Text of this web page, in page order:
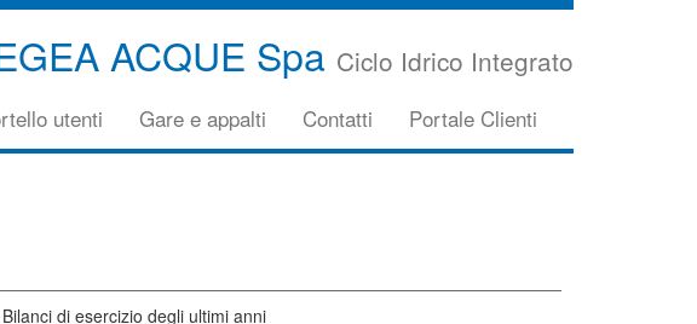
ACQUE Spa Ciclo Idrico Integrato
utenti Gare e appalti Contatti Portale Clienti
di esercizio degli ultimi anni